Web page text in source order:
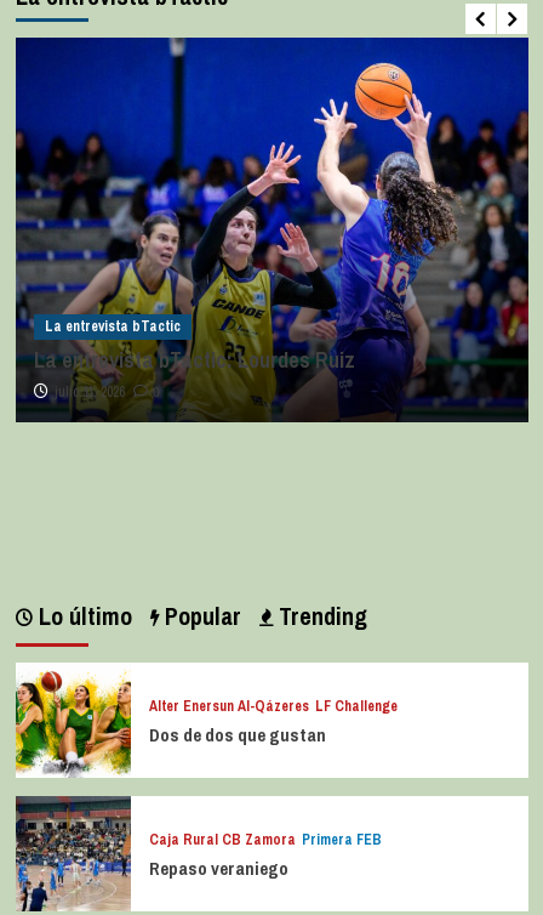
La entrevista bTactic
La entrevista bTactic: Lourdes Ruiz
julio 11, 2026 0
Lo último Popular Trending
Alter Enersun Al-Qázeres LF Challenge
Dos de dos que gustan
Caja Rural CB Zamora Primera FEB
Repaso veraniego